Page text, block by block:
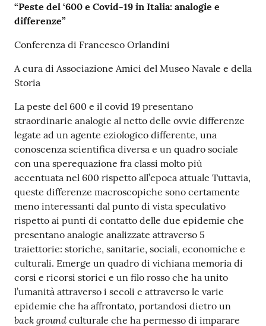
“Peste del ‘600 e Covid-19 in Italia: analogie e
differenze”
Conferenza di Francesco Orlandini
A cura di Associazione Amici del Museo Navale e della
Storia
La peste del 600 e il covid 19 presentano
straordinarie analogie al netto delle ovvie differenze
legate ad un agente eziologico differente, una
conoscenza scientifica diversa e un quadro sociale
con una sperequazione fra classi molto più
accentuata nel 600 rispetto all’epoca attuale Tuttavia,
queste differenze macroscopiche sono certamente
meno interessanti dal punto di vista speculativo
rispetto ai punti di contatto delle due epidemie che
presentano analogie analizzate attraverso 5
traiettorie: storiche, sanitarie, sociali, economiche e
culturali. Emerge un quadro di vichiana memoria di
corsi e ricorsi storici e un filo rosso che ha unito
l’umanità attraverso i secoli e attraverso le varie
epidemie che ha affrontato, portandosi dietro un
back ground culturale che ha permesso di imparare